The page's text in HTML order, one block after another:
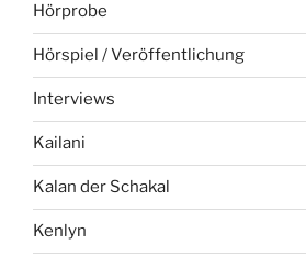
Hörprobe
Hörspiel / Veröffentlichung
Interviews
Kailani
Kalan der Schakal
Kenlyn